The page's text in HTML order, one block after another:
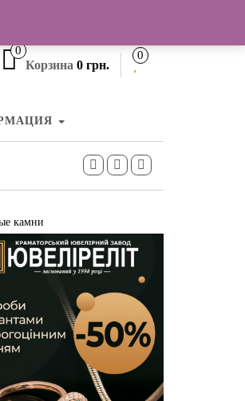
0
Корзина 0 грн.
0
камни